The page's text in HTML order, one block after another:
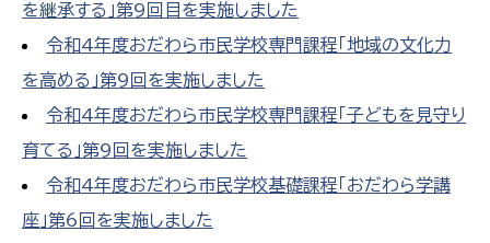
を継承する」第9回目を実施しました
令和4年度おだわら市民学校専門課程「地域の文化力
を高める」第9回を実施しました
令和4年度おだわら市民学校専門課程「子どもを見守り
育てる」第9回を実施しました
令和4年度おだわら市民学校基礎課程「おだわら学講
座」第6回を実施しました